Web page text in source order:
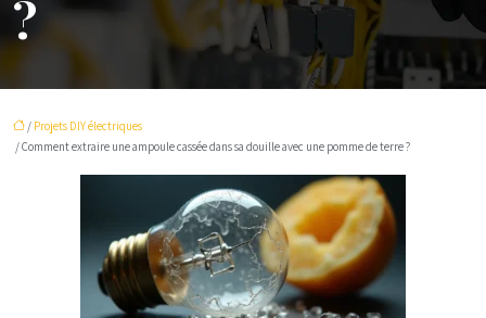
?
/ Projets DIY électriques
/ Comment extraire une ampoule cassée dans sa douille avec une pomme de terre ?